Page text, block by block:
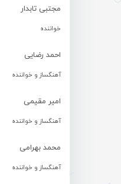
مجتبی تابدار
خواننده
احمد رضایی
آهنگساز و خواننده
امیر مقیمی
آهنگساز و خواننده
محمد بهرامی
آهنگساز و خواننده